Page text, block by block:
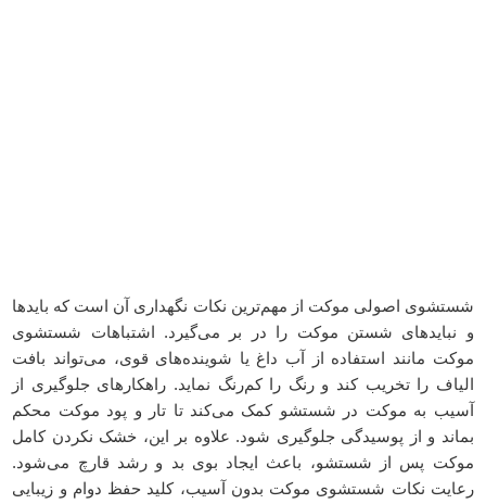
شستشوی اصولی موکت از مهم‌ترین نکات نگهداری آن است که بایدها
و نبایدهای شستن موکت را در بر می‌گیرد. اشتباهات شستشوی
موکت مانند استفاده از آب داغ یا شوینده‌های قوی، می‌تواند بافت
الیاف را تخریب کند و رنگ را کم‌رنگ نماید. راهکارهای جلوگیری از
آسیب به موکت در شستشو کمک می‌کند تا تار و پود موکت محکم
بماند و از پوسیدگی جلوگیری شود. علاوه بر این، خشک نکردن کامل
موکت پس از شستشو، باعث ایجاد بوی بد و رشد قارچ می‌شود.
رعایت نکات شستشوی موکت بدون آسیب، کلید حفظ دوام و زیبایی